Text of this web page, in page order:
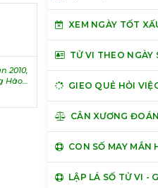
2010,
Hào…
XEM NGÀY TỐT
TỬ VI THEO NGÀY
GIEO QUẺ HỎI
CÂN XƯƠNG
CON SỐ MAY MẮN
LẬP LÁ SỐ TỬ VI -